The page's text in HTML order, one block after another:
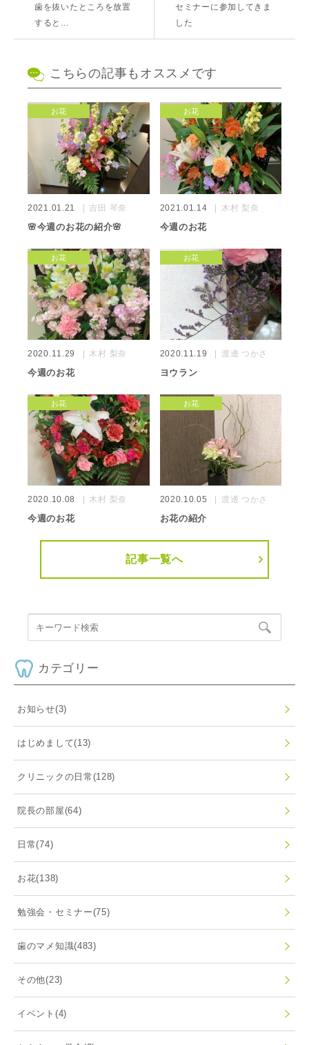
歯を抜いたところを放置
すると...
セミナーに参加してきま
した
こちらの記事もオススメです
お花
2021.01.21 吉田 琴奈
🌸今週のお花の紹介🌸
お花
2021.01.14 木村 梨奈
今週のお花
お花
2020.11.29 木村 梨奈
今週のお花
お花
2020.11.19 渡邊 つかさ
ヨウラン
お花
2020.10.08 木村 梨奈
今週のお花
お花
2020.10.05 渡邊 つかさ
お花の紹介
記事一覧へ
カテゴリー
お知らせ(3)
はじめまして(13)
クリニックの日常(128)
院長の部屋(64)
日常(74)
お花(138)
勉強会・セミナー(75)
歯のマメ知識(483)
その他(23)
イベント (4)